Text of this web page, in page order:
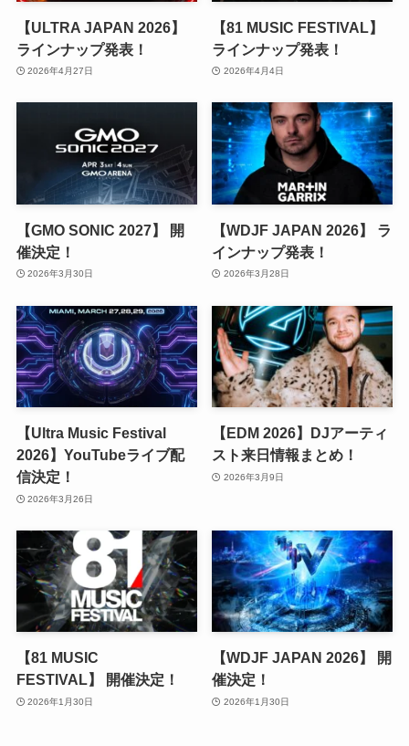
【ULTRA JAPAN 2026】
ラインナップ発表！
2026年4月27日
【81 MUSIC FESTIVAL】
ラインナップ発表！
2026年4月4日
【GMO SONIC 2027】 開
催決定！
2026年3月30日
【WDJF JAPAN 2026】 ラ
インナップ発表！
2026年3月28日
【Ultra Music Festival
2026】YouTubeライブ配
信決定！
2026年3月26日
【EDM 2026】DJアーティ
スト来日情報まとめ！
2026年3月9日
【81 MUSIC
FESTIVAL】 開催決定！
2026年1月30日
【WDJF JAPAN 2026】 開
催決定！
2026年1月30日